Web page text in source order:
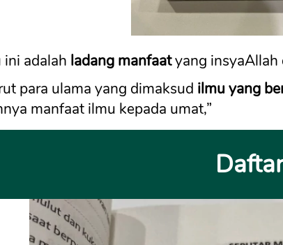
ini adalah ladang manfaat yang insyaAllah
para ulama yang dimaksud ilmu yang
manfaat ilmu kepada umat,”